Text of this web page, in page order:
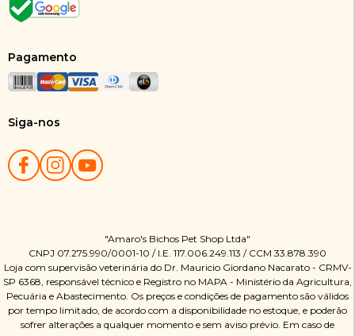
Pagamento
Siga-nos
"Amaro's Bichos Pet Shop Ltda"
CNPJ 07.275.990/0001-10 / I.E. 117.006.249.113 / CCM 33.878.390
Loja com supervisão veterinária do Dr. Mauricio Giordano Nacarato - CRMV-
SP 6368, responsável técnico e Registro no MAPA - Ministério da Agricultura,
Pecuária e Abastecimento. Os preços e condições de pagamento são válidos
por tempo limitado, de acordo com a disponibilidade no estoque, e poderão
sofrer alterações a qualquer momento e sem aviso prévio. Em caso de